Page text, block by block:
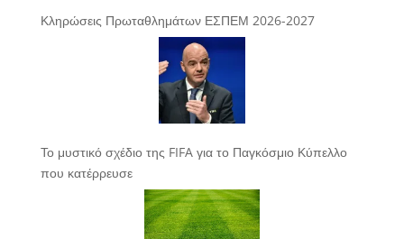
Κληρώσεις Πρωταθλημάτων ΕΣΠΕΜ 2026-2027
Το μυστικό σχέδιο της FIFA για το Παγκόσμιο Κύπελλο
που κατέρρευσε